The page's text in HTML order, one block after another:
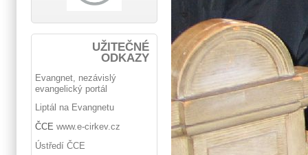
UŽITEČNÉ
ODKAZY
Evangnet, nezávislý
evangelický portál
Liptál na Evangnetu
ČCE www.e-cirkev.cz
Ústředí ČCE